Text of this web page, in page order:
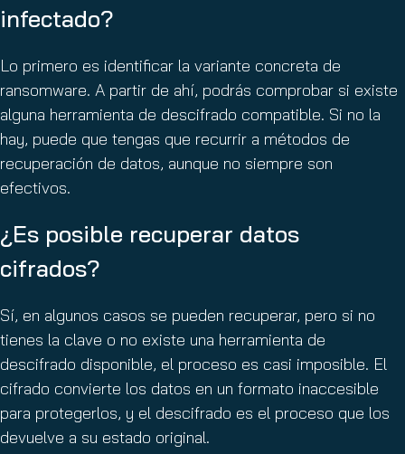
infectado?
Lo primero es identificar la variante concreta de
ransomware. A partir de ahí, podrás comprobar si existe
alguna herramienta de descifrado compatible. Si no la
hay, puede que tengas que recurrir a métodos de
recuperación de datos, aunque no siempre son
efectivos.
¿Es posible recuperar datos
cifrados?
Sí, en algunos casos se pueden recuperar, pero si no
tienes la clave o no existe una herramienta de
descifrado disponible, el proceso es casi imposible. El
cifrado convierte los datos en un formato inaccesible
para protegerlos, y el descifrado es el proceso que los
devuelve a su estado original.